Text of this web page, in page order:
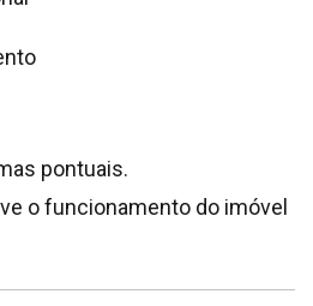
pontuais.
o funcionamento do imóvel